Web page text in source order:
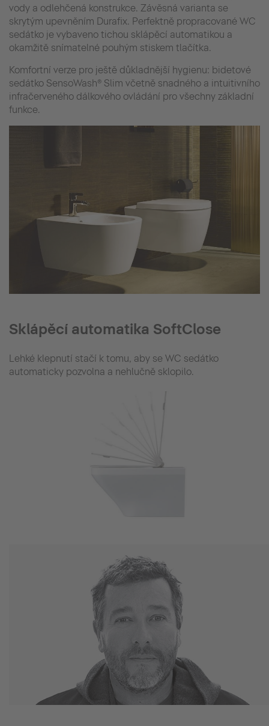
vody a odlehčená konstrukce. Závěsná varianta se
skrytým upevněním Durafix. Perfektně propracované WC
sedátko je vybaveno tichou sklápěcí automatikou a
okamžitě snímatelné pouhým stiskem tlačítka.
Komfortní verze pro ještě důkladnější hygienu: bidetové
sedátko SensoWash® Slim včetně snadného a intuitivního
infračerveného dálkového ovládání pro všechny základní
funkce.
Sklápěcí automatika SoftClose
Lehké klepnutí stačí k tomu, aby se WC sedátko
automaticky pozvolna a nehlučně sklopilo.